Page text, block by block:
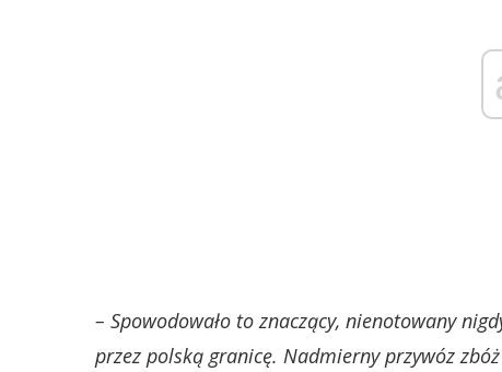
– Spowodowało to znaczący, nienotowany
przez polską granicę. Nadmierny przywóz